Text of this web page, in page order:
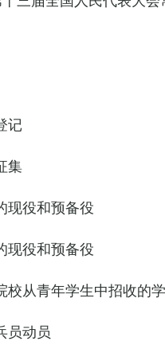
记
集
现役和预备役
现役和预备役
校从青年学生中招收的
员动员